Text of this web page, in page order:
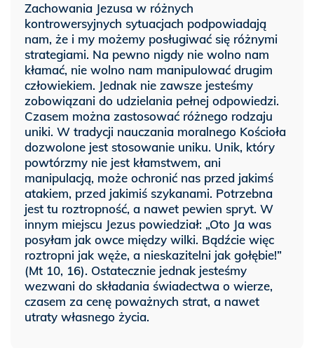
Zachowania Jezusa w różnych
kontrowersyjnych sytuacjach podpowiadają
nam, że i my możemy posługiwać się różnymi
strategiami. Na pewno nigdy nie wolno nam
kłamać, nie wolno nam manipulować drugim
człowiekiem. Jednak nie zawsze jesteśmy
zobowiązani do udzielania pełnej odpowiedzi.
Czasem można zastosować różnego rodzaju
uniki. W tradycji nauczania moralnego Kościoła
dozwolone jest stosowanie uniku. Unik, który
powtórzmy nie jest kłamstwem, ani
manipulacją, może ochronić nas przed jakimś
atakiem, przed jakimiś szykanami. Potrzebna
jest tu roztropność, a nawet pewien spryt. W
innym miejscu Jezus powiedział: „Oto Ja was
posyłam jak owce między wilki. Bądźcie więc
roztropni jak węże, a nieskazitelni jak gołębie!”
(Mt 10, 16). Ostatecznie jednak jesteśmy
wezwani do składania świadectwa o wierze,
czasem za cenę poważnych strat, a nawet
utraty własnego życia.